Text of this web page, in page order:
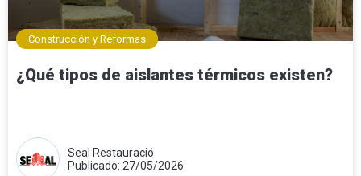
Construcción y Reformas
¿Qué tipos de aislantes térmicos existen?
Seal Restauració
Publicado: 27/05/2026